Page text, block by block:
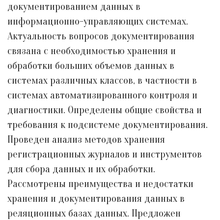
документированием данных в
информационно-управляющих системах.
Актуальность вопросов документирования
связана с необходимостью хранения и
обработки больших объемов данных в
системах различных классов, в частности в
системах автоматизированного контроля и
диагностики. Определены общие свойства и
требования к подсистеме документирования.
Проведен анализ методов хранения
регистрационных журналов и инструментов
для сбора данных и их обработки.
Рассмотрены преимущества и недостатки
хранения и документирования данных в
реляционных базах данных. Предложен